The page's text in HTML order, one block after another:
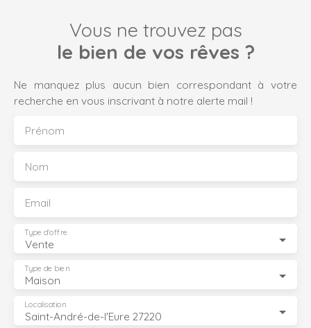
Vous ne trouvez pas
le bien de vos rêves ?
Ne manquez plus aucun bien correspondant à votre
recherche en vous inscrivant à notre alerte mail !
Prénom
Nom
Email
Vente
Type d'offre
Maison
Type de bien
Saint-André-de-l'Eure 27220
Localisation